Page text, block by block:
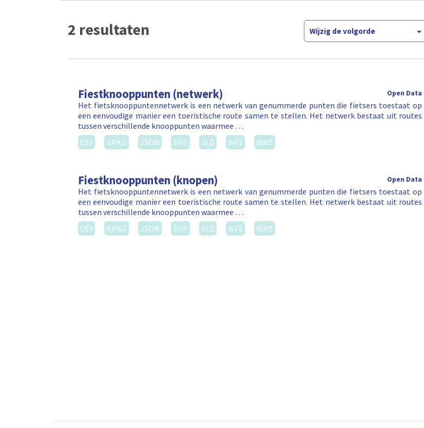
2 resultaten Wijzig de volgorde
Fiestknooppunten (netwerk) Open Data
Het fietsknooppuntennetwerk is een netwerk van genummerde punten die fietsers toestaat op
een eenvoudige manier een toeristische route samen te stellen. Het netwerk bestaat uit routes
tussen verschillende knooppunten waarmee …
CSV
GPKG JSON SHP SLD WFS WMS
Fiestknooppunten (knopen) Open Data
Het fietsknooppuntennetwerk is een netwerk van genummerde punten die fietsers toestaat op
een eenvoudige manier een toeristische route samen te stellen. Het netwerk bestaat uit routes
tussen verschillende knooppunten waarmee …
CSV
GPKG JSON SHP SLD WFS WMS